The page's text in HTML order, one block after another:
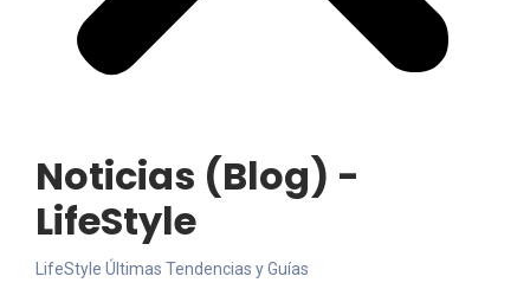
Noticias (Blog) -
LifeStyle
LifeStyle Últimas Tendencias y Guías